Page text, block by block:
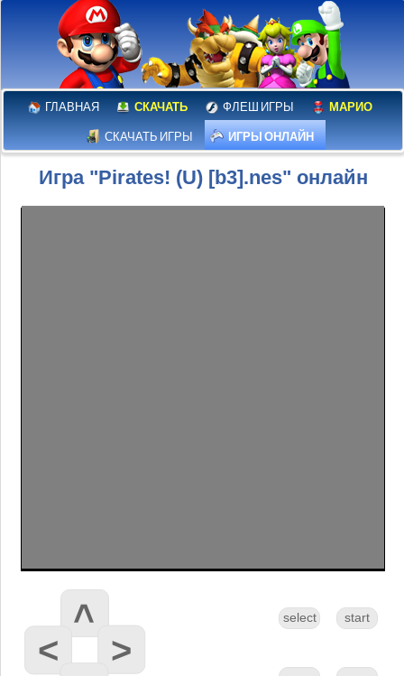
ГЛАВНАЯ СКАЧАТЬ ФЛЕШ ИГРЫ МАРИО
СКАЧАТЬ ИГРЫ ИГРЫ ОНЛАЙН
Игра "Pirates! (U) [b3].nes" онлайн